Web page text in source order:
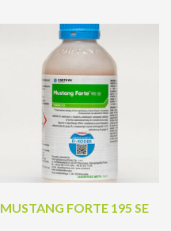
MUSTANG FORTE 195 SE